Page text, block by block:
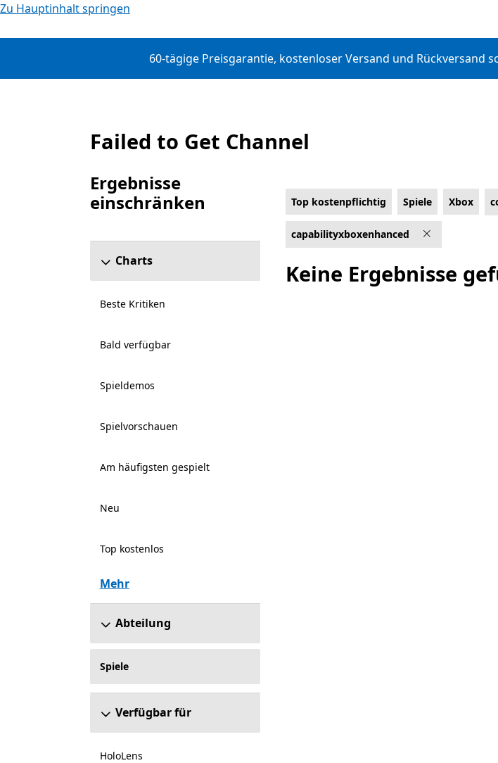
Zu Hauptinhalt springen
60-tägige Preisgarantie, kostenloser Versand und Rückversand
Top kostenpflichtig
Failed to Get Channel
Ergebnisse
einschränken
Abschnitt „Ergebnisse einschränken“ überspringen
Charts
Beste Kritiken
Bald verfügbar
Spieldemos
Spielvorschauen
Am häufigsten gespielt
Neu
Top kostenlos
Mehr
Abteilung
Spiele
Verfügbar für
HoloLens
Top kostenpflichtig Spiele Xbox
capabilityxboxenhanced
Keine Ergebnisse